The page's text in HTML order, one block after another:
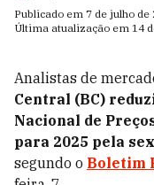
Publicado em 7 de julho de
Última atualização em 14
Analistas de
Central (BC)
Nacional de
para 2025 pela
segundo o Boletim